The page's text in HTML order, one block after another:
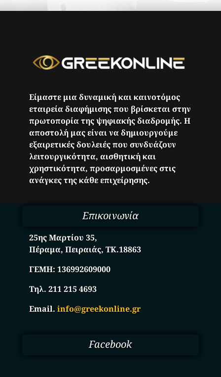
Είμαστε μια δυναμική και καινοτόμος
εταιρεία διαφήμισης που βρίσκεται στην
πρωτοπορία της ψηφιακής διαδρομής. Η
αποστολή μας είναι να δημιουργούμε
εξαιρετικές δουλειές που συνδυάζουν
λειτουργικότητα, αισθητική και
χρηστικότητα, προσαρμοσμένες στις
ανάγκες της κάθε επιχείρησης.
Επικοινωνία
25ης Μαρτίου 35,
Πέραμα, Πειραιάς, ΤΚ.18863
ΓΕΜΗ:136992609000
Τηλ. 211 215 4693
Email.info@greekonline.gr
Facebook